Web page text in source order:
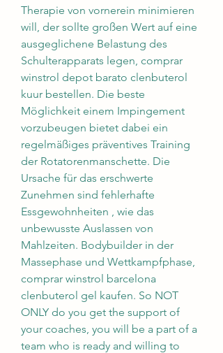
Therapie von vornerein minimieren
will, der sollte großen Wert auf eine
ausgeglichene Belastung des
Schulterapparats legen, comprar
winstrol depot barato clenbuterol
kuur bestellen. Die beste
Möglichkeit einem Impingement
vorzubeugen bietet dabei ein
regelmäßiges präventives Training
der Rotatorenmanschette. Die
Ursache für das erschwerte
Zunehmen sind fehlerhafte
Essgewohnheiten , wie das
unbewusste Auslassen von
Mahlzeiten. Bodybuilder in der
Massephase und Wettkampfphase,
comprar winstrol barcelona
clenbuterol gel kaufen. So NOT
ONLY do you get the support of
your coaches, you will be a part of a
team who is ready and willing to